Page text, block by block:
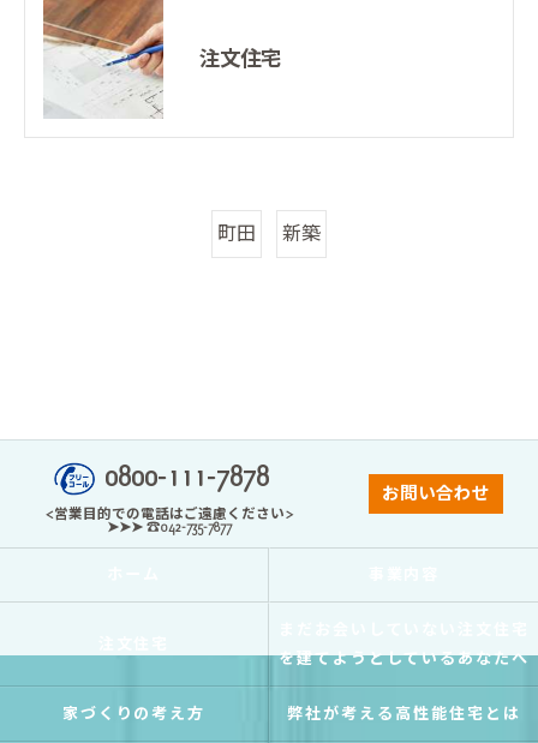
注文住宅
町田 新築
0800-111-7878
<営業目的での電話はご遠慮ください>
➤➤➤ ☎042-735-7877
お問い合わせ
を建てようとしているあなたへ
家づくりの考え方 弊社が考える高性能住宅とは